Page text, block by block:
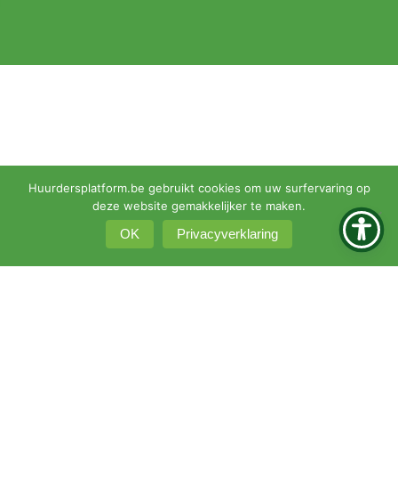
Huurdersplatform.be gebruikt cookies om uw surfervaring op
deze website gemakkelijker te maken.
OK Privacyverklaring